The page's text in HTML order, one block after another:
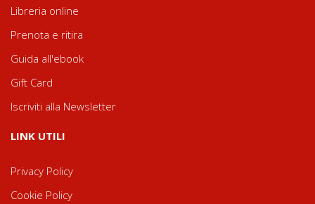
Libreria online
Prenota e ritira
Guida all'ebook
Gift Card
Iscriviti alla Newsletter
LINK UTILI
Privacy Policy
Cookie Policy